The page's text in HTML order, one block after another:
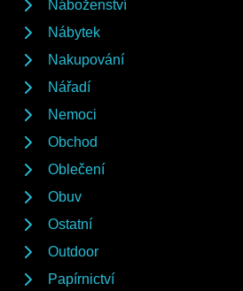
Náboženství
Nábytek
Nakupování
Nářadí
Nemoci
Obchod
Oblečení
Obuv
Ostatní
Outdoor
Papírnictví